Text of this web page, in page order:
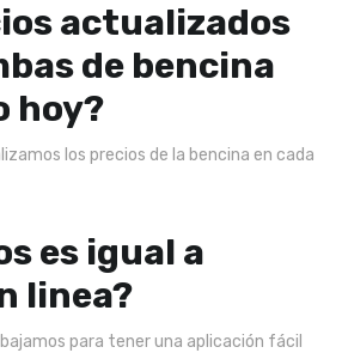
actualizados
de bencina
hoy?
los precios de la bencina en cada
es igual a
linea?
para tener una aplicación fácil